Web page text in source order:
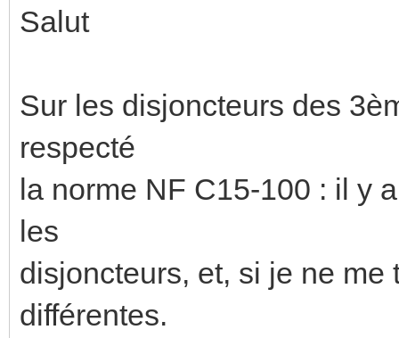
Salut
Sur les disjoncteurs des
respecté
la norme NF C15-100 : il y
les
disjoncteurs, et, si je ne
différentes.